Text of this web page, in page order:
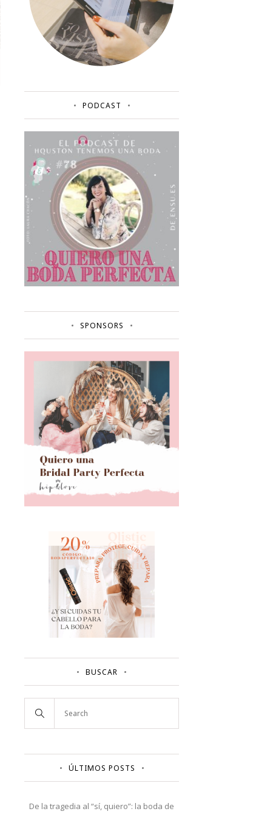
PODCAST
SPONSORS
BUSCAR
ÚLTIMOS POSTS
De la tragedia al “sí, quiero”: la boda de